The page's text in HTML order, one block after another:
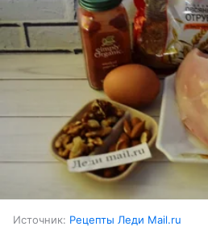
Источник: Рецепты Леди Mail.ru